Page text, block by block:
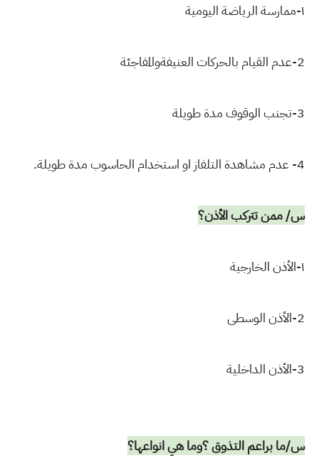
١-ممارسة الرياضة اليومية
2-عدم القيام بالحركات العنيفةوالمفاجئة
3-تجنب الوقوف مدة طويلة
4- عدم مشاهدة التلفاز او استخدام الحاسوب مدة طويلة.
س/ ممن تتركب الأذن؟
١-الأذن الخارجية
2-الأذن الوسطى
3-الأذن الداخلية
س/ما براعم التذوق ؟وما هي انواعها؟